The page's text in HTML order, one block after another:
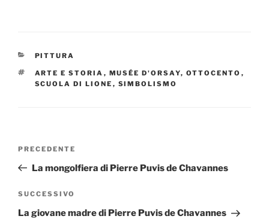
CATEGORIE
PITTURA
TAG
ARTE E STORIA , MUSÉE D'ORSAY, OTTOCENTO ,
SCUOLA DI LIONE , SIMBOLISMO
Navigazione
Articolo
precedente:
PRECEDENTE
La mongolfiera di Pierre Puvis de Chavannes
Articolo
successivo
SUCCESSIVO
La giovane madre di Pierre Puvis de Chavannes